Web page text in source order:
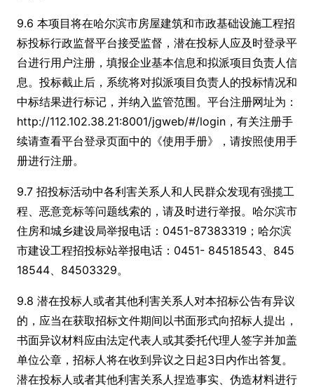
9.6 本项目将在哈尔滨市房屋建筑和市政基础设施工程招
标投标行政监督平台接受监督，潜在投标人应及时登录平
台进行用户注册，填报企业基本信息和拟派项目负责人信
息。投标截止后，系统将对拟派项目负责人的投标情况和
中标结果进行标记，并纳入监管范围。平台注册网址为：
http://112.102.38.21:8001/jgweb/#/login，有关注册手
续请查看平台登录页面中的《使用手册》，请按照使用手
册进行注册。
9.7 招投标活动中各利害关系人和人民群众发现有强揽工
程、恶意竞标等问题线索的，请及时进行举报。哈尔滨市
住房和城乡建设局举报电话：0451-87383319；哈尔滨
市建设工程招投标站举报电话：0451- 84518543、845
18544、84503329。
9.8 潜在投标人或者其他利害关系人对本招标公告有异议
的，应当在获取招标文件期间以书面形式向招标人提出，
书面异议材料应由法定代表人或其委托代理人签字并加盖
单位公章，招标人将在收到异议之日起3日内作出答复。
潜在投标人或者其他利害关系人捏造事实、伪造材料进行